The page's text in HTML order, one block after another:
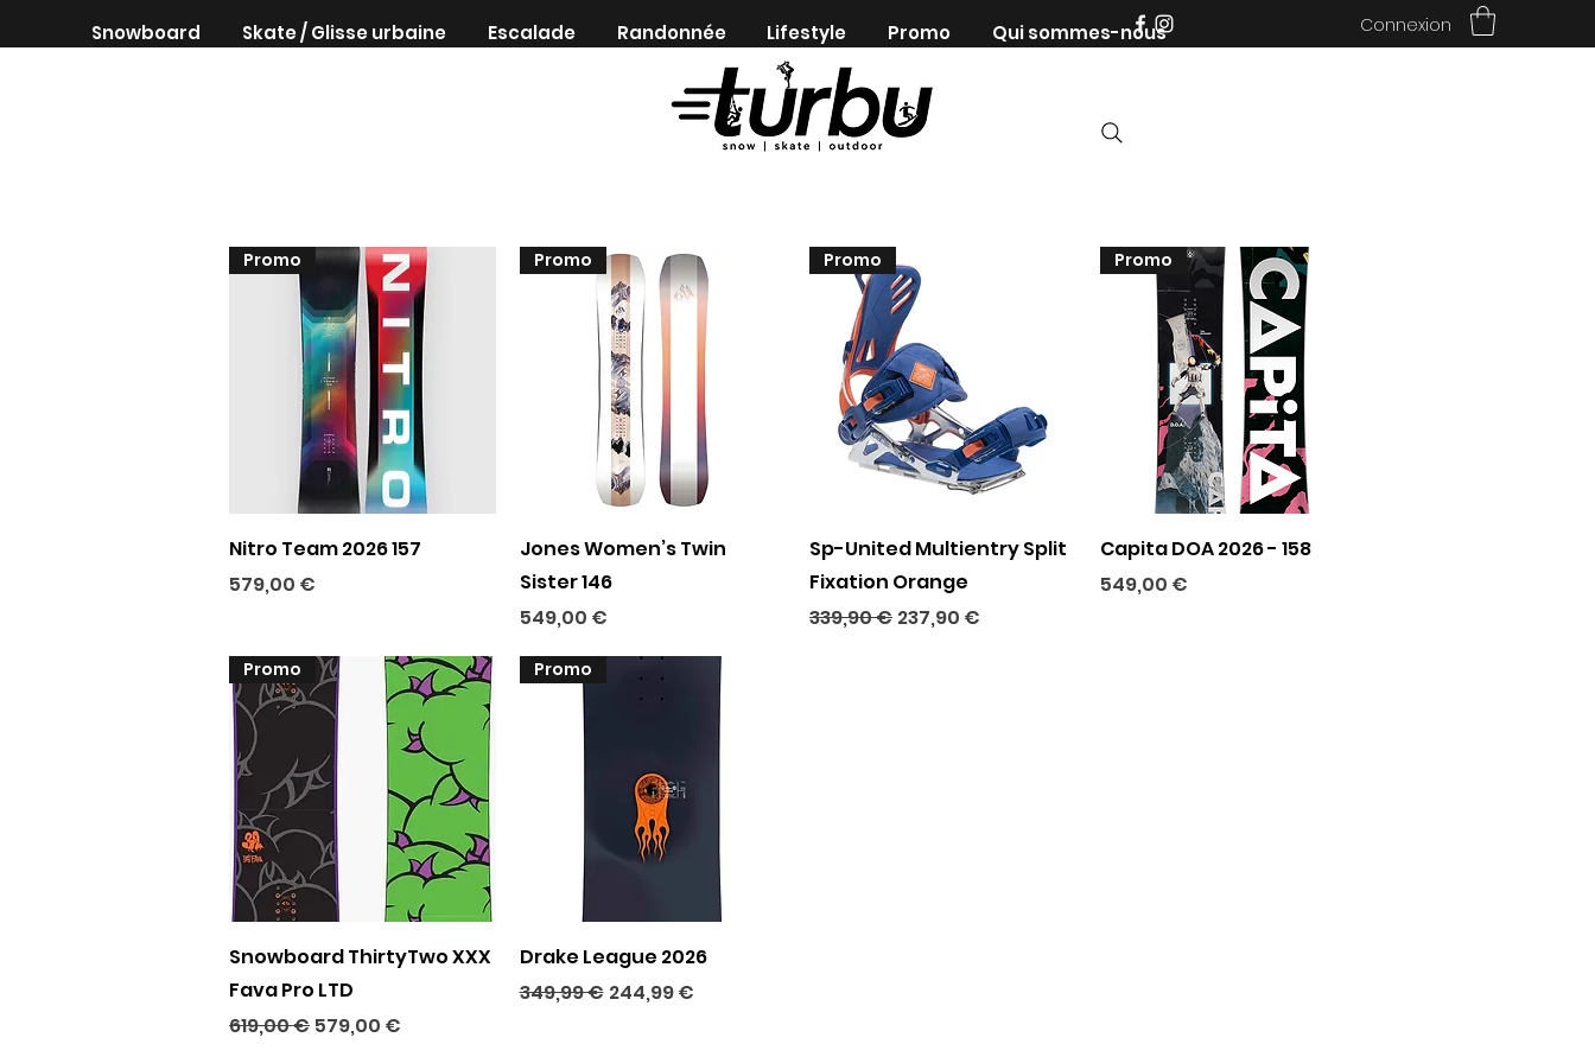
Snowboard Skate / Glisse urbaine Escalade Randonnée Lifestyle Promo Qui sommes-nous Connexion
Aperçu rapide
Promo
Nitro Team 2026 157
Prix
579,00 €
Aperçu rapide
Promo
Jones Women’s Twin
Sister 146
Prix
549,00 €
Aperçu rapide
Promo
Sp-United Multientry Split
Fixation Orange
Prix original
339,90 € Prix promotionnel
237,90 €
Aperçu rapide
Promo
Capita DOA 2026 - 158
Prix
549,00 €
Aperçu rapide
Promo
Snowboard ThirtyTwo XXX
Fava Pro LTD
Prix original
619,00 € Prix promotionnel
579,00 €
Aperçu rapide
Promo
Drake League 2026
Prix original
349,99 € Prix promotionnel
244,99 €